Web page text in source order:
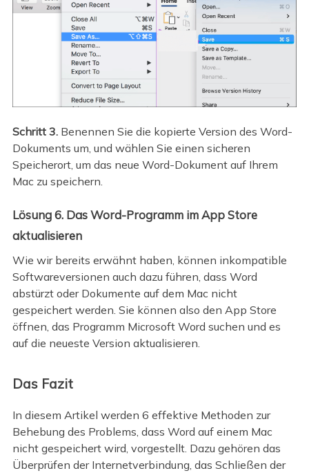
Schritt 3.Benennen Sie die kopierte Version des Word-
Dokuments um, und wählen Sie einen sicheren
Speicherort, um das neue Word-Dokument auf Ihrem
Mac zu speichern.
Lösung 6. Das Word-Programm im App Store
aktualisieren
Wie wir bereits erwähnt haben, können inkompatible
Softwareversionen auch dazu führen, dass Word
abstürzt oder Dokumente auf dem Mac nicht
gespeichert werden. Sie können also den App Store
öffnen, das Programm Microsoft Word suchen und es
auf die neueste Version aktualisieren.
Das Fazit
In diesem Artikel werden 6 effektive Methoden zur
Behebung des Problems, dass Word auf einem Mac
nicht gespeichert wird, vorgestellt. Dazu gehören das
Überprüfen der Internetverbindung, das Schließen der